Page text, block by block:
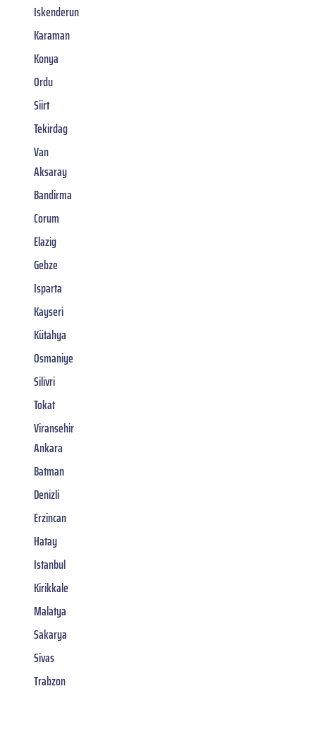
Iskenderun
Karaman
Konya
Ordu
Siirt
Tekirdag
Van
Aksaray
Bandirma
Corum
Elazig
Gebze
Isparta
Kayseri
Kütahya
Osmaniye
Silivri
Tokat
Viransehir
Ankara
Batman
Denizli
Erzincan
Hatay
Istanbul
Kirikkale
Malatya
Sakarya
Sivas
Trabzon